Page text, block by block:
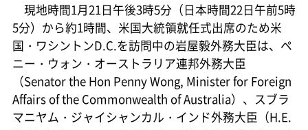
現地時間1月21日午後3時5分（日本時間22日午前5時
5分）から約1時間、米国大統領就任式出席のため米
国・ワシントンD.C.を訪問中の岩屋毅外務大臣は、ペ
ニー・ウォン・オーストラリア連邦外務大臣
（Senator the Hon Penny Wong, Minister for Foreign
Affairs of the Commonwealth of Australia）、スブラ
マニヤム・ジャイシャンカル・インド外務大臣（H.E.